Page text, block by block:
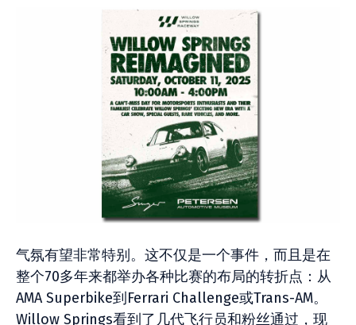
气氛有望非常特别。这不仅是一个事件，而且是在
整个70多年来都举办各种比赛的布局的转折点：从
AMA Superbike到Ferrari Challenge或Trans-AM。
Willow Springs看到了几代飞行员和粉丝通过，现